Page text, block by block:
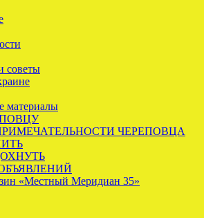
советы
материалы
ЧЕРЕПОВЦА
«Местный Меридиан 35»